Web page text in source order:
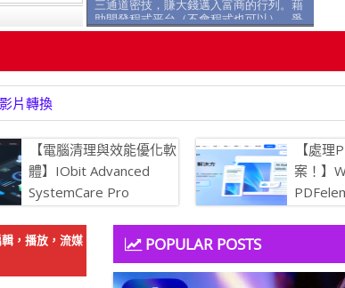
片轉換
【電腦清理與效能優化軟
體】IObit Advanced
SystemCare Pro
【處理
案！】
簡易 PDF 解決方案
，播放，流媒
POPULAR POSTS